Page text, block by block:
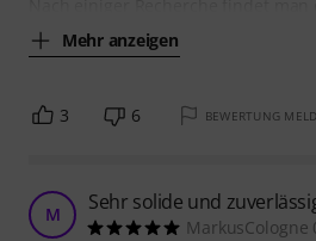
Mehr anzeigen
3 6 BEWERTUNG
M Sehr solide und
MarkusCologne